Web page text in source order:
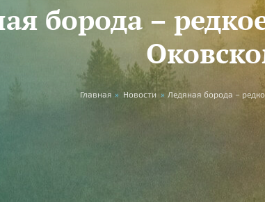
борода –
Главная » Новости » Ледяная борода –